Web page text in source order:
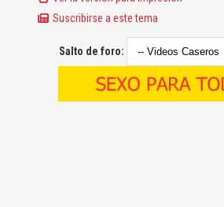
Suscribirse a este tema
Salto de foro: